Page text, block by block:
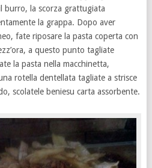
burro, la scorza grattugiata
la grappa. Dopo aver
fate riposare la pasta coperta con
a questo punto tagliate
la pasta nella macchinetta,
rotella dentellata tagliate a strisce
scolatele beniesu carta assorbente.